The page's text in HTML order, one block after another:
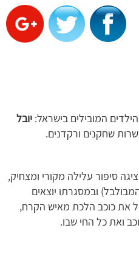
המובילים בישראל: יובל
שחקנים ורקדנים.
מציגה סיפור עלילה מקורי ומצחיק,
ובמסגרתו יוצאים
את כוכב הלכת מאיש הקרח,
ואת כל החי שבו.